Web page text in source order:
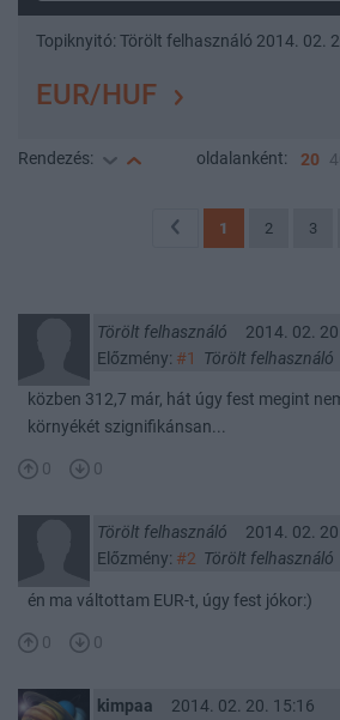
Topiknyitó: Törölt felhasználó 2014. 02.
EUR/HUF
Rendezés: oldalanként: 20
1 2 3
Törölt felhasználó
2014. 02.
Előzmény: #1 Törölt felhasználó
közben 312,7 már, hát úgy fest megint
környékét szignifikánsan...
0 0
Törölt felhasználó
2014. 02.
Előzmény: #2 Törölt felhasználó
én ma váltottam EUR-t, úgy fest jókor:)
0 0
kimpaa
2014. 02. 20. 15:16